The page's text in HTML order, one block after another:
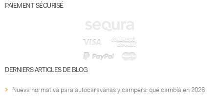
PAIEMENT SÉCURISÉ
DERNIERS ARTICLES DE BLOG
Nueva normativa para autocaravanas y campers: qué cambia en 2026